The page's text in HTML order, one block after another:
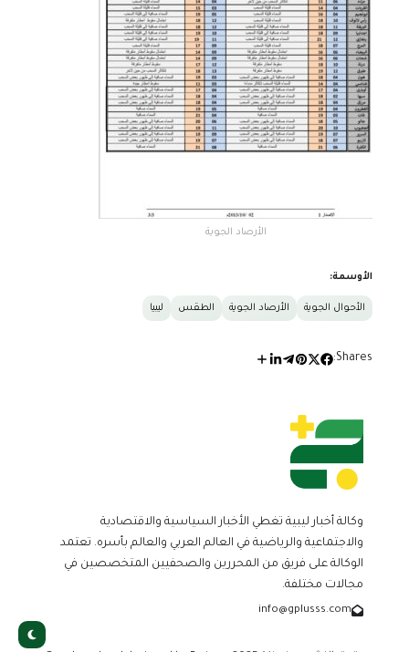
الأرصاد الجوية
الأوسمة:
الأحوال الجوية الأرصاد الجوية الطقس ليبيا
Shares:
وكالة أخبار ليبية تغطي الأخبار السياسية والاقتصادية
والاجتماعية والرياضية في العالم العربي والعالم بأسره. تعتمد
الوكالة على فريق من المحررين والصحفيين المتخصصين في
مجالات مختلفة.
info@gplusss.com